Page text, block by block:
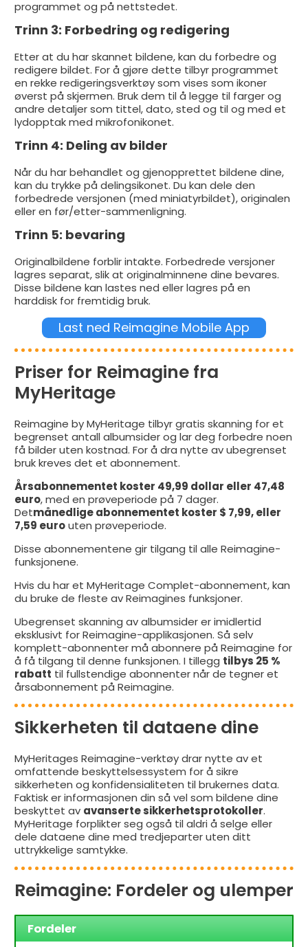
programmet og på nettstedet.
Trinn 3: Forbedring og redigering
Etter at du har skannet bildene, kan du forbedre og
redigere bildet. For å gjøre dette tilbyr programmet
en rekke redigeringsverktøy som vises som ikoner
øverst på skjermen. Bruk dem til å legge til farger og
andre detaljer som tittel, dato, sted og til og med et
lydopptak med mikrofonikonet.
Trinn 4: Deling av bilder
Når du har behandlet og gjenopprettet bildene dine,
kan du trykke på delingsikonet. Du kan dele den
forbedrede versjonen (med miniatyrbildet), originalen
eller en før/etter-sammenligning.
Trinn 5: bevaring
Originalbildene forblir intakte. Forbedrede versjoner
lagres separat, slik at originalminnene dine bevares.
Disse bildene kan lastes ned eller lagres på en
harddisk for fremtidig bruk.
Last ned Reimagine Mobile App
Priser for Reimagine fra
MyHeritage
Reimagine by MyHeritage tilbyr gratis skanning for et
begrenset antall albumsider og lar deg forbedre noen
få bilder uten kostnad. For å dra nytte av ubegrenset
bruk kreves det et abonnement.
Årsabonnementet koster 49,99 dollar eller 47,48
euro, med en prøveperiode på 7 dager.
Detmånedlige abonnementet koster $ 7,99, eller
7,59 eurouten prøveperiode.
Disse abonnementene gir tilgang til alle Reimagine-
funksjonene.
Hvis du har et MyHeritage Complet-abonnement, kan
du bruke de fleste av Reimagines funksjoner.
Ubegrenset skanning av albumsider er imidlertid
eksklusivt for Reimagine-applikasjonen. Så selv
komplett-abonnenter må abonnere på Reimagine for
å få tilgang til denne funksjonen. I tillegg tilbys 25 %
rabatt til fullstendige abonnenter når de tegner et
årsabonnement på Reimagine.
Sikkerheten til dataene dine
MyHeritages Reimagine-verktøy drar nytte av et
omfattende beskyttelsessystem for å sikre
sikkerheten og konfidensialiteten til brukernes data.
Faktisk er informasjonen din så vel som bildene dine
beskyttet av avanserte sikkerhetsprotokoller.
MyHeritage forplikter seg også til aldri å selge eller
dele dataene dine med tredjeparter uten ditt
uttrykkelige samtykke.
Reimagine: Fordeler og ulemper
Fordeler